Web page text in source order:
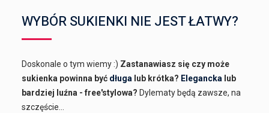
WYBÓR SUKIENKI NIE JEST ŁATWY?
Doskonale o tym wiemy :) Zastanawiasz się czy może
sukienka powinna być długa lub krótka? Elegancka lub
bardziej luźna - free'stylowa? Dylematy będą zawsze, na
szczęście...